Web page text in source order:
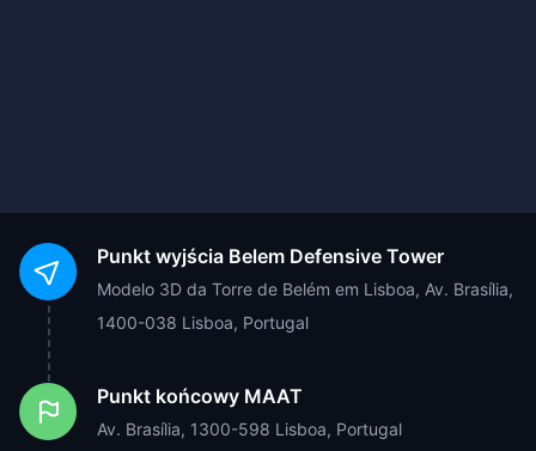
Punkt wyjścia Belem Defensive Tower
Modelo 3D da Torre de Belém em Lisboa, Av. Brasília,
1400-038 Lisboa, Portugal
Punkt końcowy MAAT
Av. Brasília, 1300-598 Lisboa, Portugal